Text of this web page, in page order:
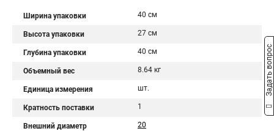
Ширина упаковки 40 см
Высота упаковки 27 см
Глубина упаковки 40 см
Объемный вес 8.64 кг
Единица измерения шт.
Кратность поставки 1
Внешний диаметр 20
Задать вопрос